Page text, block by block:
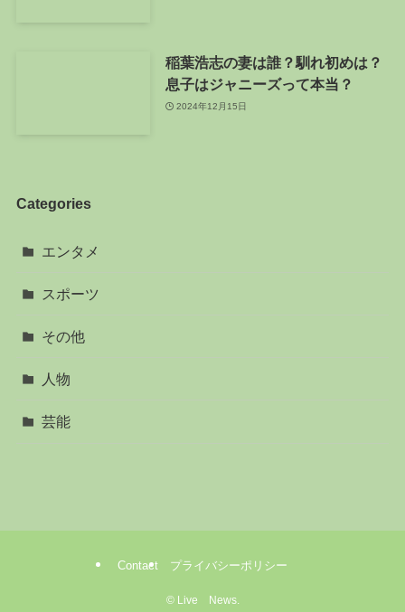
稲葉浩志の妻は誰？馴れ初めは？
息子はジャニーズって本当？
2024年12月15日
Categories
エンタメ
スポーツ
その他
人物
芸能
Contact プライバシーポリシー
©Live News.